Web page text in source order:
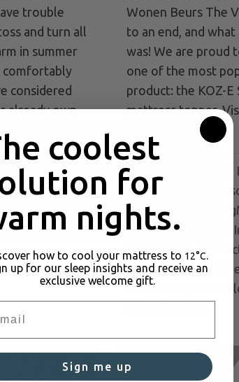
trouble
and turn all
in summer
comfortably
considered
already own
E Sleep: Now Available on Amazon
Wonen Beurs The
to an end, and
was! We are proud
one of the most
product: the KOZ-E
mattress topper.
Read more >>
#VTWonenBeurs
HappyCustomers
KOZESleep
/
SleepComfort
coolest
for
nights.
how to cool your mattress to 12°C.
up for our sleep insights and receive an
exclusive welcome gift.
Sign me up